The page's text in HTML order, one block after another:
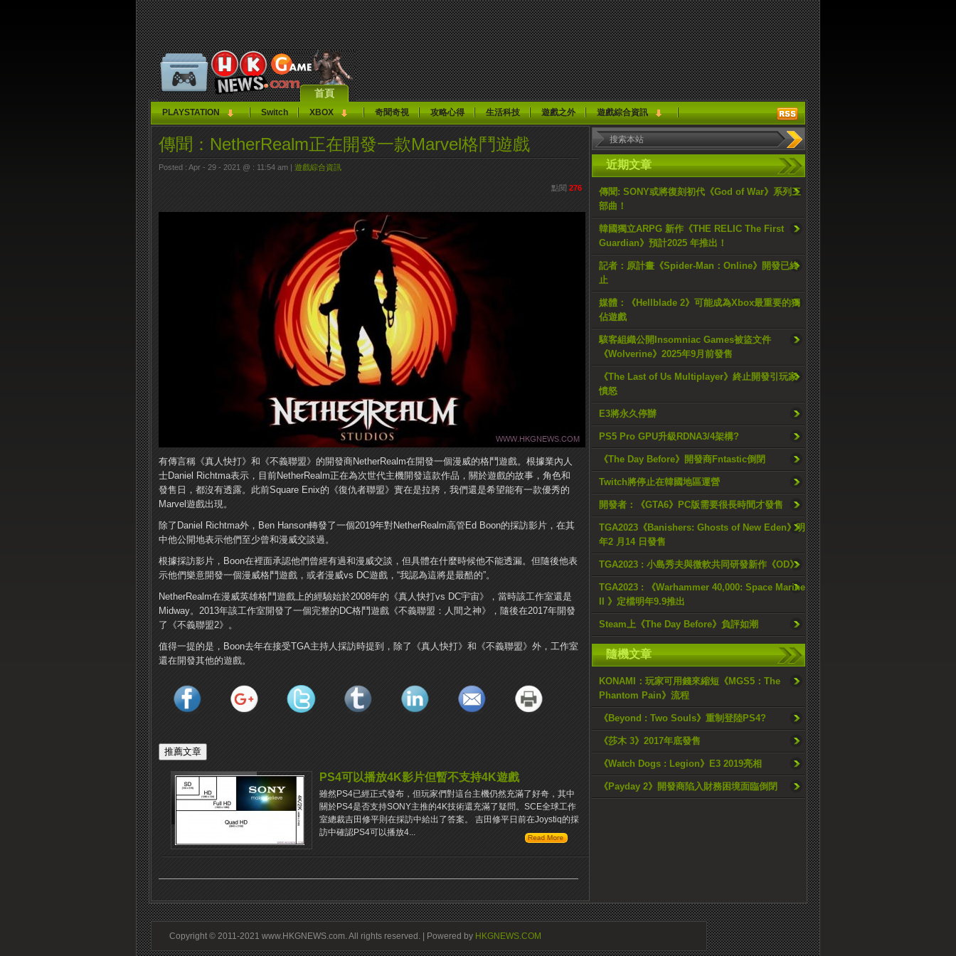
首頁
PLAYSTATION Switch XBOX 奇聞奇視 攻略心得 生活科技 遊戲之外 遊戲綜合資訊
近期文章
傳聞: SONY或將復刻初代《God of War》系列三
部曲！
韓國獨立ARPG 新作《THE RELIC The First
Guardian》預計2025 年推出！
記者：原計畫《Spider-Man：Online》開發已終
止
媒體：《Hellblade 2》可能成為Xbox最重要的獨
佔遊戲
駭客組織公開Insomniac Games被盜文件
《Wolverine》2025年9月前發售
《The Last of Us Multiplayer》終止開發引玩家
憤怒
E3將永久停辦
PS5 Pro GPU升級RDNA3/4架構?
《The Day Before》開發商Fntastic倒閉
Twitch將停止在韓國地區運營
開發者：《GTA6》PC版需要很長時間才發售
TGA2023《Banishers: Ghosts of New Eden》明
年2 月14 日發售
TGA2023 : 小島秀夫與微軟共同研發新作《OD》
TGA2023 : 《Warhammer 40,000: Space Marine
II 》定檔明年9.9推出
Steam上《The Day Before》負評如潮
隨機文章
KONAMI：玩家可用錢來縮短《MGS5：The
Phantom Pain》流程
《Beyond : Two Souls》重制登陸PS4?
《莎木 3》2017年底發售
《Watch Dogs : Legion》E3 2019亮相
《Payday 2》開發商陷入財務困境面臨倒閉
傳聞：NetherRealm正在開發一款Marvel格鬥遊戲
Posted : Apr - 29 - 2021 @ : 11:54 am | 遊戲綜合資訊
點閱 276
有傳言稱《真人快打》和《不義聯盟》的開發商NetherRealm在開發一個漫威的格鬥遊戲。根據業內人
士Daniel Richtma表示，目前NetherRealm正在為次世代主機開發這款作品，關於遊戲的故事，角色和
發售日，都沒有透露。此前Square Enix的《復仇者聯盟》實在是拉胯，我們還是希望能有一款優秀的
Marvel遊戲出現。
除了Daniel Richtma外，Ben Hanson轉發了一個2019年對NetherRealm高管Ed Boon的採訪影片，在其
中他公開地表示他們至少曾和漫威交談過。
根據採訪影片，Boon在裡面承認他們曾經有過和漫威交談，但具體在什麼時候他不能透漏。但隨後他表
示他們樂意開發一個漫威格鬥遊戲，或者漫威vs DC遊戲，“我認為這將是最酷的”。
NetherRealm在漫威英雄格鬥遊戲上的經驗始於2008年的《真人快打vs DC宇宙》，當時該工作室還是
Midway。2013年該工作室開發了一個完整的DC格鬥遊戲《不義聯盟：人間之神》，隨後在2017年開發
了《不義聯盟2》。
值得一提的是，Boon去年在接受TGA主持人採訪時提到，除了《真人快打》和《不義聯盟》外，工作室
還在開發其他的遊戲。
PS4可以播放4K影片但暫不支持4K遊戲
雖然PS4已經正式發布，但玩家們對這台主機仍然充滿了好奇，其中
關於PS4是否支持SONY主推的4K技術還充滿了疑問。SCE全球工作
室總裁吉田修平則在採訪中給出了答案。 吉田修平日前在Joystiq的採
訪中確認PS4可以播放4...
Copyright © 2011-2021 www.HKGNEWS.com. All rights reserved. | Powered by HKGNEWS.COM